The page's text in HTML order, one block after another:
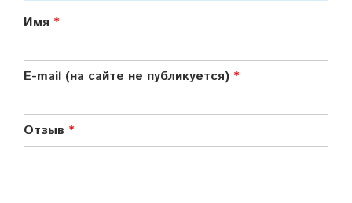
Имя
E-mail (на сайте не публикуется)
Отзыв